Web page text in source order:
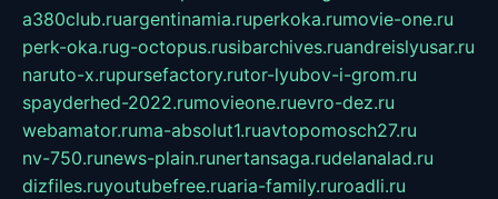
a380club.ruargentinamia.ruperkoka.rumovie-one.ru
perk-oka.rug-octopus.rusibarchives.ruandreislyusar.ru
naruto-x.rupursefactory.rutor-lyubov-i-grom.ru
spayderhed-2022.rumovieone.ruevro-dez.ru
webamator.ruma-absolut1.ruavtopomosch27.ru
nv-750.runews-plain.runertansaga.rudelanalad.ru
dizfiles.ruyoutubefree.ruaria-family.ruroadli.ru